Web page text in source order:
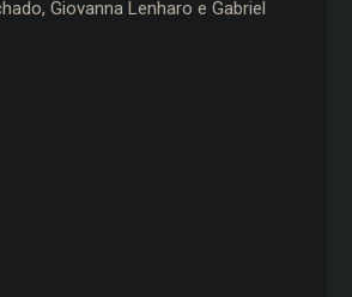
Giovanna Lenharo e Gabriel